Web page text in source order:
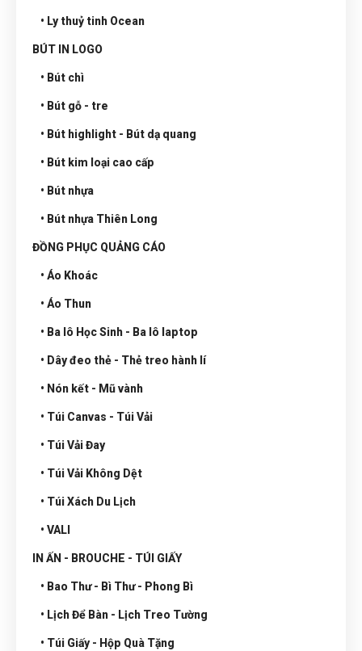
• Ly thuỷ tinh Ocean
BÚT IN LOGO
• Bút chì
• Bút gỗ - tre
• Bút highlight - Bút dạ quang
• Bút kim loại cao cấp
• Bút nhựa
• Bút nhựa Thiên Long
ĐỒNG PHỤC QUẢNG CÁO
• Áo Khoác
• Áo Thun
• Ba lô Học Sinh - Ba lô laptop
• Dây đeo thẻ - Thẻ treo hành lí
• Nón kết - Mũ vành
• Túi Canvas - Túi Vải
• Túi Vải Đay
• Túi Vải Không Dệt
• Túi Xách Du Lịch
• VALI
IN ẤN - BROUCHE - TÚI GIẤY
• Bao Thư - Bì Thư - Phong Bì
• Lịch Để Bàn - Lịch Treo Tường
• Túi Giấy - Hộp Quà Tặng